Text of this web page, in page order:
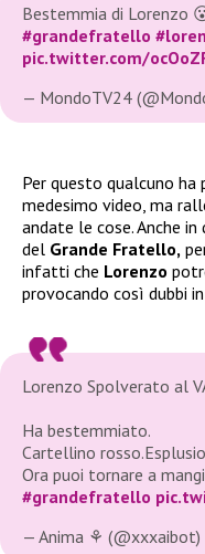
Bestemmia di Lorenzo
#grandefratello
pic.twitter.com/
— MondoTV24
Per questo qualcuno
medesimo video, ma
andate le cose. Anche
del Grande Fratello,
infatti che Lorenzo
provocando così dubbi
Lorenzo Spolverato al
Ha bestemmiato.
Cartellino
Ora puoi tornare a
#grandefratello
— Anima ⚘️ (@xxxaibot)